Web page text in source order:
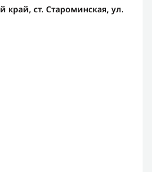
край, ст. Староминская, ул.